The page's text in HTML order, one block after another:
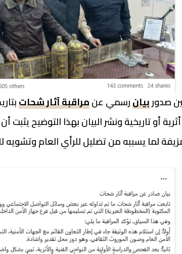
صدوربيانرسمي عنمراقبة آثار شحات
أو تاريخية ونشر البيان بهذا التوضيح يثبت
لما يسببه من تضليل للرأي العام وتشويه